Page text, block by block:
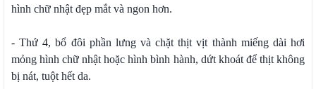
hình chữ nhật đẹp mắt và ngon hơn.
- Thứ 4, bổ đôi phần lưng và chặt thịt vịt thành miếng dài hơi
mỏng hình chữ nhật hoặc hình bình hành, dứt khoát để thịt không
bị nát, tuột hết da.